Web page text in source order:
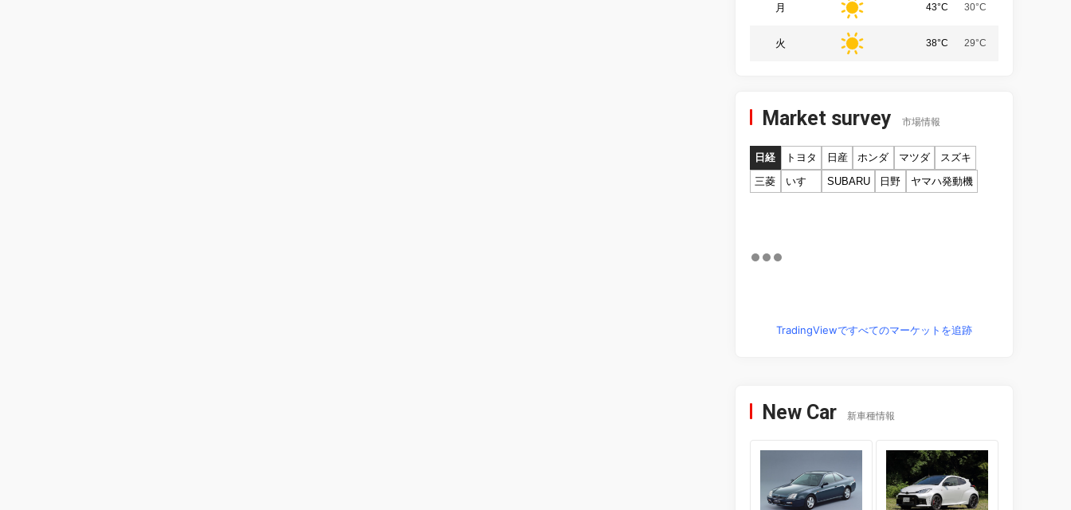
月 43°C 30°C
火 38°C 29°C
Market survey 市場情報
日経 トヨタ 日産 ホンダ マツダ
スズキ
三菱
いすゞ SUBARU 日野 ヤマハ発動機
TradingViewですべてのマーケットを追跡
New Car 新車種情報